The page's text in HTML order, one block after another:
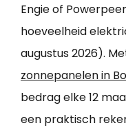
Engie of
hoeveelheid
augustus 2026).
zonnepanelen in
bedrag elke 12
een praktisch